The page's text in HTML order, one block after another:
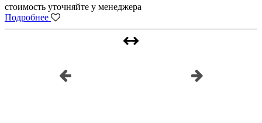
стоимость уточняйте у менеджера
Подробнее